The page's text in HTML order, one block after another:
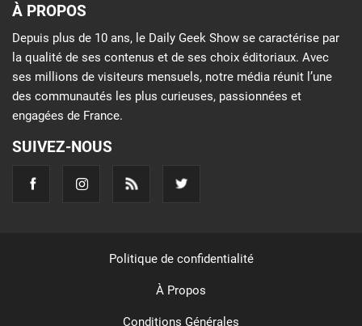
À PROPOS
Depuis plus de 10 ans, le Daily Geek Show se caractérise par
la qualité de ses contenus et de ses choix éditoriaux. Avec
ses millions de visiteurs mensuels, notre média réunit l’une
des communautés les plus curieuses, passionnées et
engagées de France.
SUIVEZ-NOUS
Politique de confidentialité
À Propos
Conditions Générales